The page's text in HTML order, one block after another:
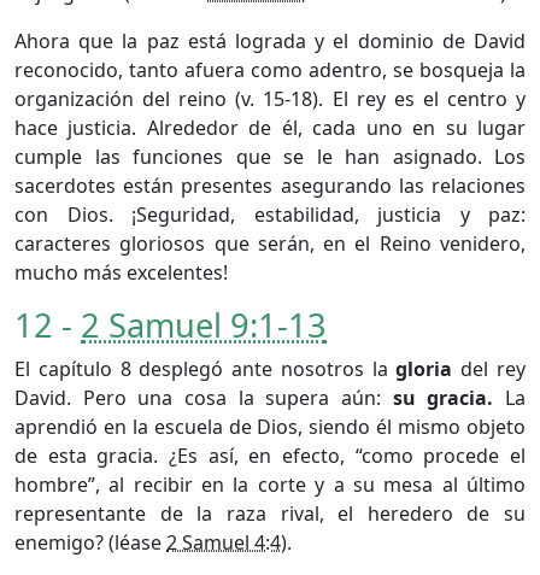
Ahora que la paz está lograda y el dominio de David
reconocido, tanto afuera como adentro, se bosqueja la
organización del reino (v. 15-18). El rey es el centro y
hace justicia. Alrededor de él, cada uno en su lugar
cumple las funciones que se le han asignado. Los
sacerdotes están presentes asegurando las relaciones
con Dios. ¡Seguridad, estabilidad, justicia y paz:
caracteres gloriosos que serán, en el Reino venidero,
mucho más excelentes!
12 - 2 Samuel 9:1-13
El capítulo 8 desplegó ante nosotros lagloria del rey
David. Pero una cosa la supera aún: su gracia. La
aprendió en la escuela de Dios, siendo él mismo objeto
de esta gracia. ¿Es así, en efecto, “como procede el
hombre”, al recibir en la corte y a su mesa al último
representante de la raza rival, el heredero de su
enemigo? (léase2 Samuel 4:4).